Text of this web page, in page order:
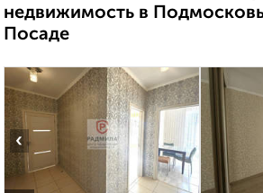
недвижимость в
Посаде
‹